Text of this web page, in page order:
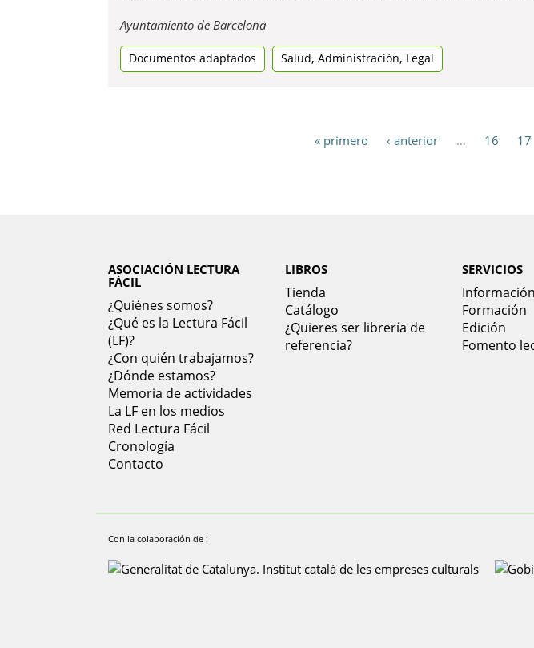
Ayuntamiento de BarcelonaObre
en
una
pestanya
Documentos adaptados Salud, Administración, Legal
« primero ‹ anterior … 16 17
ASOCIACIÓN LECTURA
FÁCIL
¿Quiénes somos?
¿Qué es la Lectura Fácil
(LF)?
¿Con quién trabajamos?
¿Dónde estamos?
Memoria de actividades
La LF en los medios
Red Lectura Fácil
Cronología
Contacto
LIBROS
Tienda
Catálogo
¿Quieres ser librería de
referencia?
SERVICIOS
Formación
Edición
Fomento
Con la colaboración de :